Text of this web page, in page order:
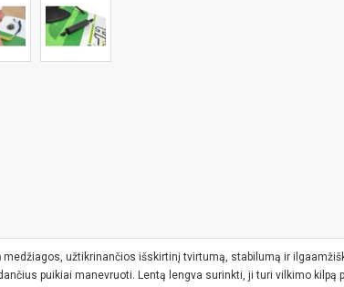
medžiagos, užtikrinančios išskirtinį tvirtumą, stabilumą ir
puikiai manevruoti. Lentą lengva surinkti, ji turi vilkimo kilpą